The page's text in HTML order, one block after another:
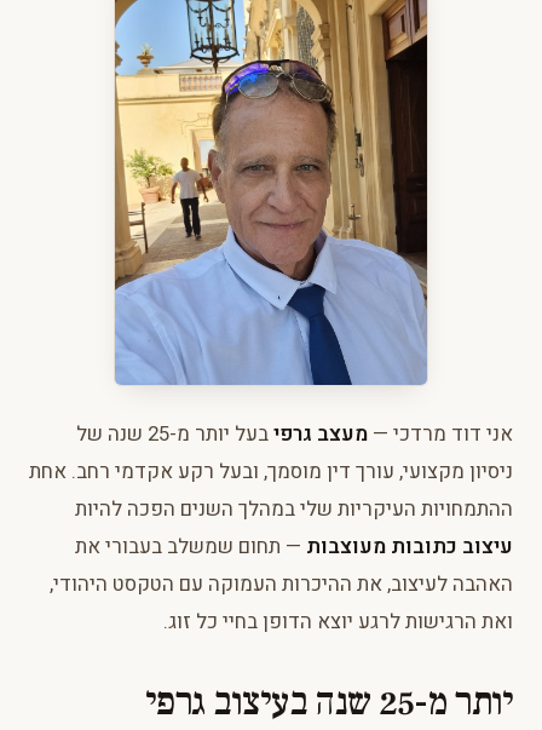
אני דוד מרדכי — מעצב גרפי
בעל יותר מ-25 שנה של
ניסיון מקצועי, עורך דין מוסמך, ובעל רקע אקדמי רחב. אחת
ההתמחויות העיקריות שלי במהלך השנים הפכה להיות
עיצוב כתובות מעוצבות — תחום שמשלב בעבורי את
האהבה לעיצוב, את ההיכרות העמוקה עם הטקסט היהודי,
ואת הרגישות לרגע יוצא הדופן בחיי כל זוג.
יותר מ-25 שנה בעיצוב גרפי